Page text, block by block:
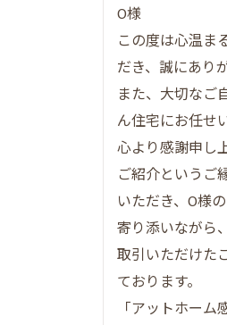
ビス比較表
オリジナル図面と建
集客力が2倍になる理
直接買取とオークシ
仲介手数料が不要な
建物調査とVR活用で安心
一級建築士による建
VR室内写真が売却に
リフォーム後の新生
O様
この度は心温ま
だき、誠にあり
また、大切なご
ん住宅にお任せ
心より感謝申し
ご紹介というご
いただき、O様
寄り添いながら
取引いただけた
ております。
「アットホー